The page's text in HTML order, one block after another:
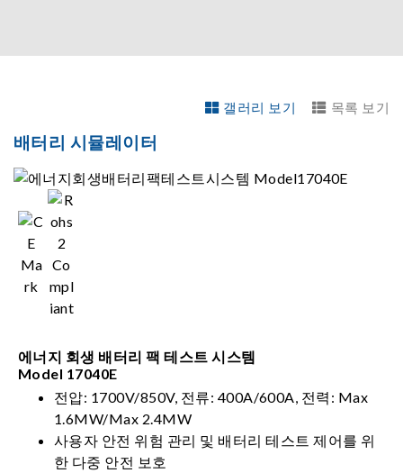
갤러리 보기 목록 보기
배터리 시뮬레이터
에너지 회생 배터리 팩 테스트 시스템
Model 17040E
전압: 1700V/850V, 전류: 400A/600A, 전력: Max
1.6MW/Max 2.4MW
사용자 안전 위험 관리 및 배터리 테스트 제어를 위
한 다중 안전 보호